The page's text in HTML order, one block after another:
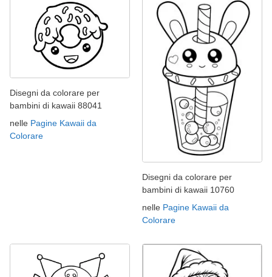
Disegni da colorare per
bambini di kawaii 88041
nelle Pagine Kawaii da
Colorare
Disegni da colorare per
bambini di kawaii 10760
nelle Pagine Kawaii da
Colorare